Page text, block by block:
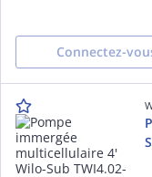
Connectez-